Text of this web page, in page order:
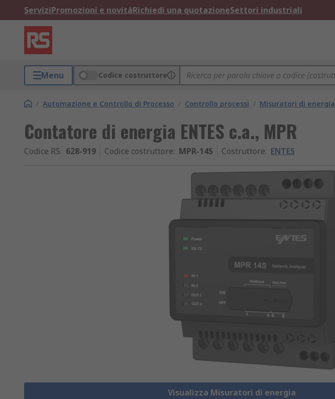
ServiziPromozioni e novitàRichiedi una quotazioneSettori industriali
Menu Codice costruttore
/ Automazione e Controllo di Processo / Controllo processi / Misuratori di energia
Contatore di energia ENTES c.a., MPR
Codice RS: 628-919 Codice costruttore: MPR-14S Costruttore: ENTES
Visualizza Misuratori di energia